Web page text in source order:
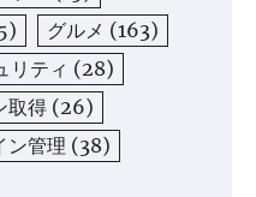
グルメ (163)
リティ (28)
取得 (26)
ン管理 (38)